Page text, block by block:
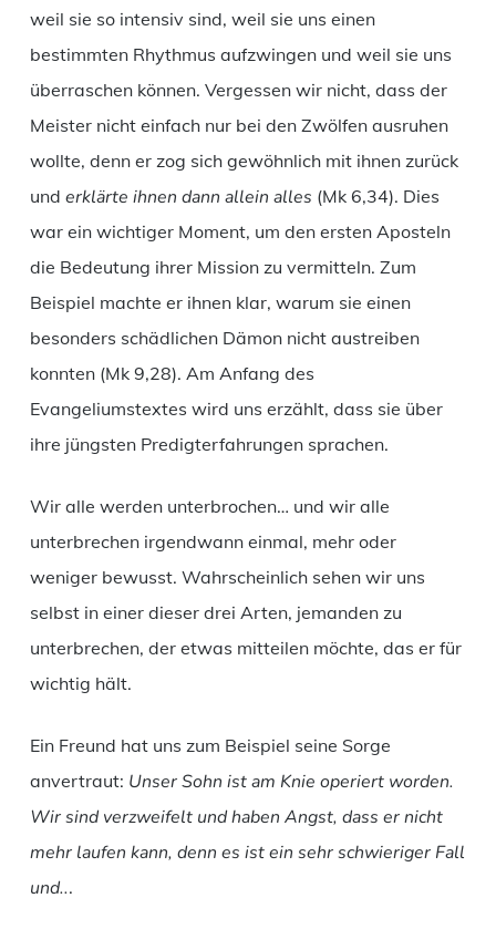
weil sie so intensiv sind, weil sie uns einen
bestimmten Rhythmus aufzwingen und weil sie uns
überraschen können. Vergessen wir nicht, dass der
Meister nicht einfach nur bei den Zwölfen ausruhen
wollte, denn er zog sich gewöhnlich mit ihnen zurück
und erklärte ihnen dann allein alles (Mk 6,34). Dies
war ein wichtiger Moment, um den ersten Aposteln
die Bedeutung ihrer Mission zu vermitteln. Zum
Beispiel machte er ihnen klar, warum sie einen
besonders schädlichen Dämon nicht austreiben
konnten (Mk 9,28). Am Anfang des
Evangeliumstextes wird uns erzählt, dass sie über
ihre jüngsten Predigterfahrungen sprachen.
Wir alle werden unterbrochen… und wir alle
unterbrechen irgendwann einmal, mehr oder
weniger bewusst. Wahrscheinlich sehen wir uns
selbst in einer dieser drei Arten, jemanden zu
unterbrechen, der etwas mitteilen möchte, das er für
wichtig hält.
Ein Freund hat uns zum Beispiel seine Sorge
anvertraut: Unser Sohn ist am Knie operiert worden.
Wir sind verzweifelt und haben Angst, dass er nicht
mehr laufen kann, denn es ist ein sehr schwieriger Fall
und...